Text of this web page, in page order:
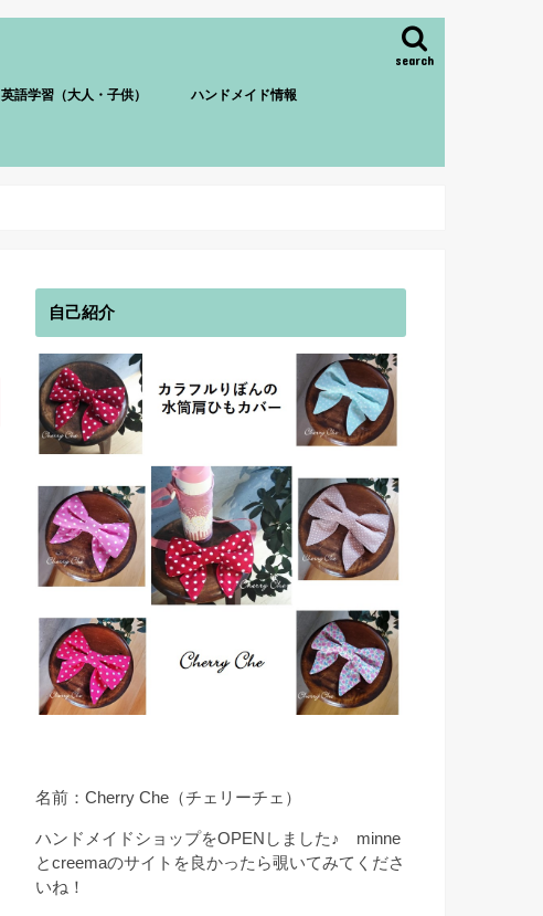
search
英語学習（大人・子供） ハンドメイド情報
自己紹介
名前：Cherry Che（チェリーチェ）
ハンドメイドショップをOPENしました♪ minne
とcreemaのサイトを良かったら覗いてみてくださ
いね！